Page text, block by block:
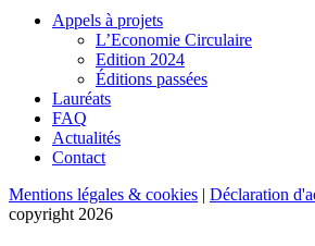
Appels à projets
L’Economie Circulaire
Edition 2024
Éditions passées
Lauréats
FAQ
Actualités
Contact
Mentions légales & cookies | Déclaration
copyright 2026